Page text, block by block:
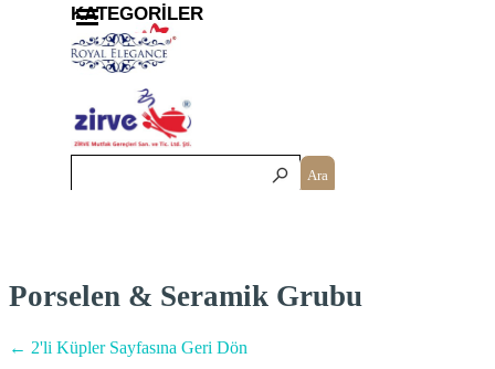
Menüyü atla
Ara
KATEGORİLER
Porselen & Seramik Grubu
← 2'li Küpler Sayfasına Geri Dön